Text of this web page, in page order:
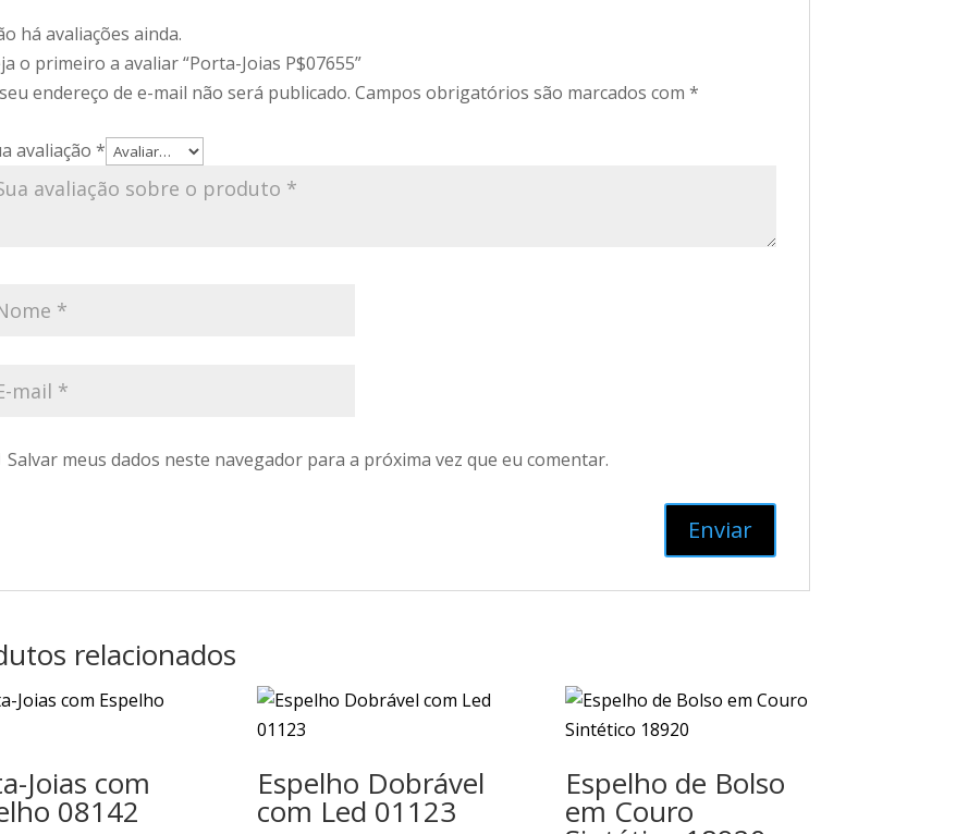
há avaliações ainda.
o primeiro a avaliar “Porta-Joias P$07655”
endereço de e-mail não será publicado. Campos obrigatórios são marcados com *
avaliação *
Salvar meus dados neste navegador para a próxima vez que eu comentar.
relacionados
Joias com
08142
Espelho Dobrável
com Led 01123
Espelho de Bolso
em Couro